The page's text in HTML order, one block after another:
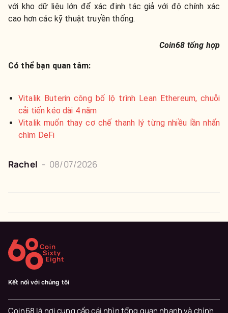
với kho dữ liệu lớn để xác định tác giả với độ chính xác
cao hơn các kỹ thuật truyền thống.
Coin68 tổng hợp
Có thể bạn quan tâm:
Vitalik Buterin công bố lộ trình Lean Ethereum, chuỗi
cải tiến kéo dài 4 năm
Vitalik muốn thay cơ chế thanh lý từng nhiều lần nhấn
chìm DeFi
Rachel - 08/07/2026
Kết nối với chúng tôi
Coin68 là nơi cung cấp cái nhìn tổng quan nhanh và chính